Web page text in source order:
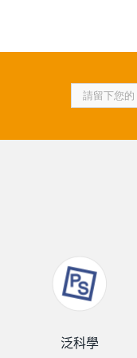
泛科學